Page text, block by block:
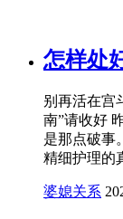
怎样处
别再活在宫
南”请收好
是那点破事
精细护理的
婆媳关系